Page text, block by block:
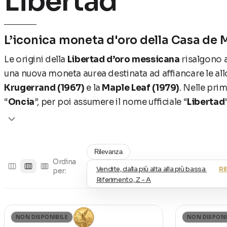
L’iconica moneta d'oro della Casa de
Le origini della Libertad d’oro messicana risalgono
una nuova moneta aurea destinata ad affiancare le
Krugerrand (1967) e la Maple Leaf (1979). Nelle
“Oncia”, per poi assumere il nome ufficiale “Libertad
nel panorama delle monete auree moderne e
dallo Stato.
Il progetto della Libertad nacque in un periodo di
’70. LaBanca del Messico, guidata da Gustavo
sviluppare una nuova moneta in oro da un’oncia, in
Ordina
per:
Rilevanza
Vendite, dalla più alta alla più bassa
Riferimento, Z - A
NON DISPONIBILE NON